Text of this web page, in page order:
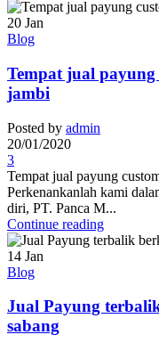
20 Jan
Blog
Tempat jual
jambi
Posted by admin
20/01/2020
3
Tempat jual payung
Perkenankanlah kami
diri, PT. Panca M...
Continue reading
14 Jan
Blog
Jual Payung
sabang